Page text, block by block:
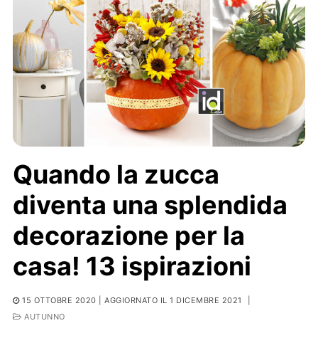
Quando la zucca
diventa una splendida
decorazione per la
casa! 13 ispirazioni
15 OTTOBRE 2020 | AGGIORNATO IL 1 DICEMBRE 2021
AUTUNNO